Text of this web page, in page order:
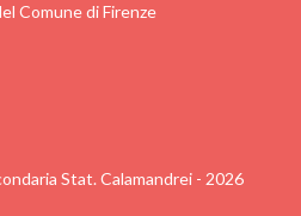
Comune di Firenze
Stat. Calamandrei - 2026